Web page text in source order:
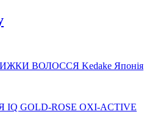
ВОЛОССЯ Kedake Японія
GOLD-ROSE OXI-ACTIVE